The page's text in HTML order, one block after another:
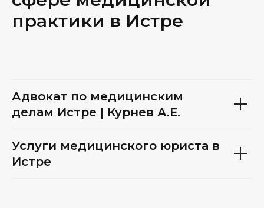
практики в Истре
Адвокат по медицинским
делам Истре | Курнев А.Е.
Услуги медицинского юриста в
Истре